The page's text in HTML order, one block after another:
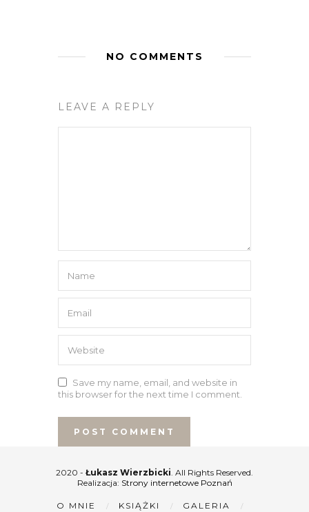
NO COMMENTS
LEAVE A REPLY
Save my name, email, and website in
this browser for the next time I comment.
2020 - Łukasz Wierzbicki. All Rights Reserved.
Realizacja: Strony internetowe Poznań
O MNIE KSIĄŻKI GALERIA